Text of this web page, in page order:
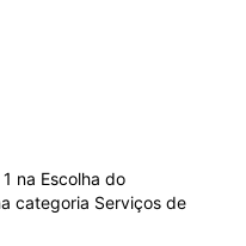
na Escolha do
categoria Serviços de